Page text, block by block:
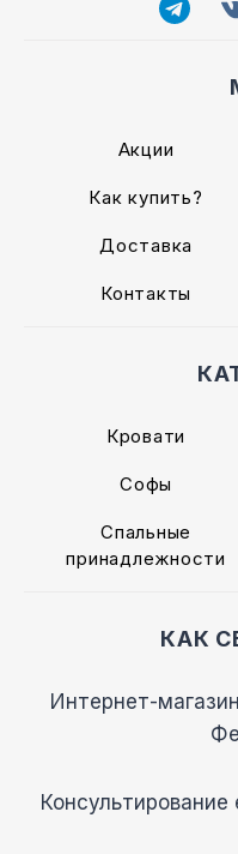
Акции
Как купить?
Доставка
Контакты
Кровати
Софы
Спальные
принадлежности
КАК
Интернет-